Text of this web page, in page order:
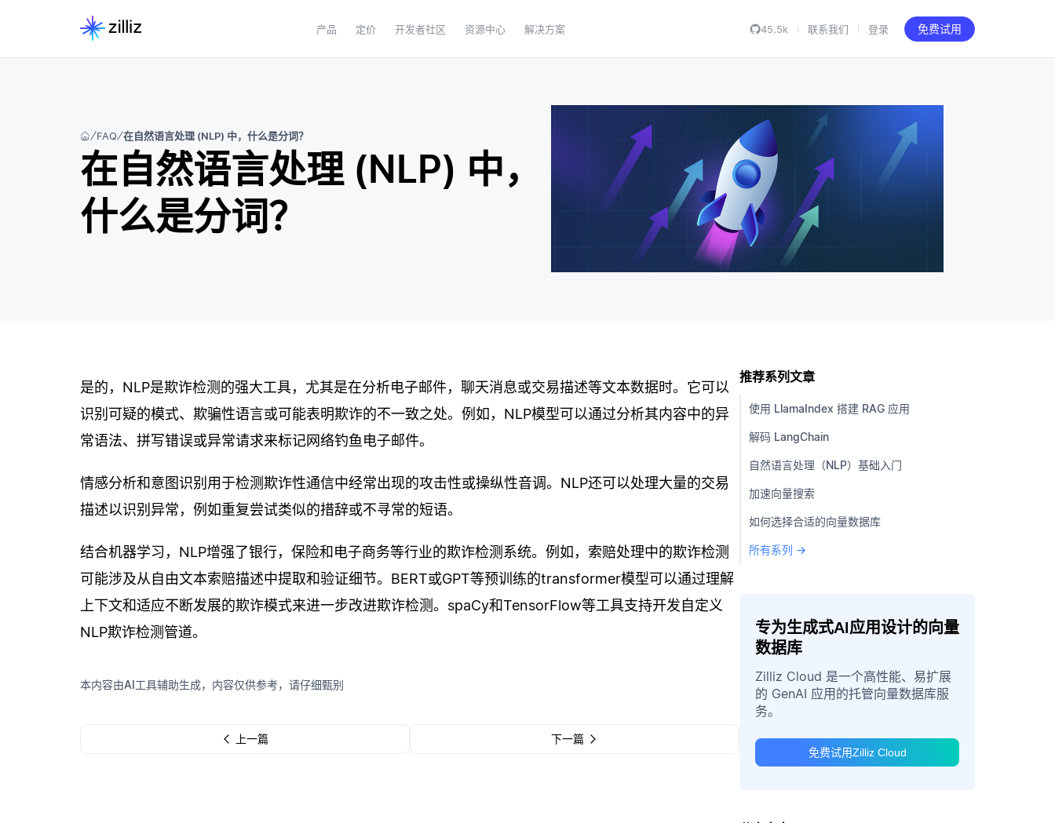
产品 定价 开发者社区 资源中心 解决方案 45.5k 联系我们 登录 免费试用
FAQ 在自然语言处理 (NLP) 中，什么是分词？
在自然语言处理 (NLP) 中，
什么是分词？
是的，NLP是欺诈检测的强大工具，尤其是在分析电子邮件，聊天消息或交易描述等文本数据时。它可以
识别可疑的模式、欺骗性语言或可能表明欺诈的不一致之处。例如，NLP模型可以通过分析其内容中的异
常语法、拼写错误或异常请求来标记网络钓鱼电子邮件。
情感分析和意图识别用于检测欺诈性通信中经常出现的攻击性或操纵性音调。NLP还可以处理大量的交易
描述以识别异常，例如重复尝试类似的措辞或不寻常的短语。
结合机器学习，NLP增强了银行，保险和电子商务等行业的欺诈检测系统。例如，索赔处理中的欺诈检测
可能涉及从自由文本索赔描述中提取和验证细节。BERT或GPT等预训练的transformer模型可以通过理解
上下文和适应不断发展的欺诈模式来进一步改进欺诈检测。spaCy和TensorFlow等工具支持开发自定义
NLP欺诈检测管道。
本内容由AI工具辅助生成，内容仅供参考，请仔细甄别
上一篇 下一篇
推荐系列文章
使用 LlamaIndex 搭建 RAG 应用
解码 LangChain
自然语言处理（NLP）基础入门
加速向量搜索
如何选择合适的向量数据库
所有系列 →
专为生成式AI应用设计的向量
数据库
Zilliz Cloud 是一个高性能、易扩展
的 GenAI 应用的托管向量数据库服
务。
免费试用Zilliz Cloud